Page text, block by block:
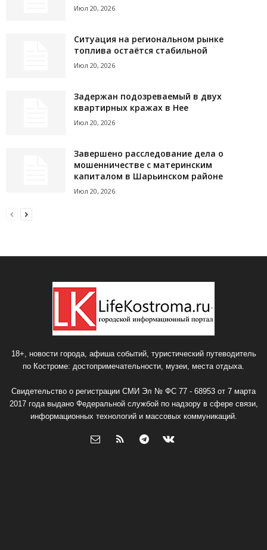
Июл 20, 2026
Ситуация на региональном рынке
топлива остаётся стабильной
Июл 20, 2026
Задержан подозреваемый в двух
квартирных кражах в Нее
Июл 20, 2026
Завершено расследование дела о
мошенничестве с материнским
капиталом в Шарьинском районе
Июл 20, 2026
18+, новости города, афиша событий, туристический путеводитель
по Костроме: достопримечательности, музеи, места отдыха.
Свидетельство о регистрации СМИ Эл № ФС 77 - 68953 от 7 марта
2017 года выдано Федеральной службой по надзору в сфере связи,
информационных технологий и массовых коммуникаций.